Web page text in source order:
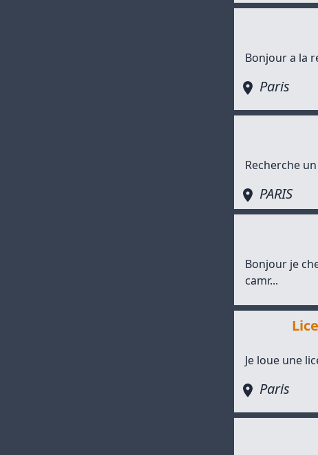
Bonjour a la
Paris
Recherche
PARIS
Bonjour je
camr...
Je loue une
Paris